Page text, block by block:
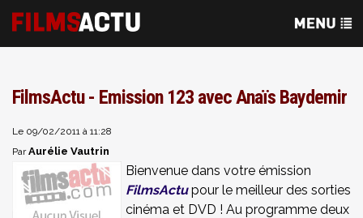
FilmsActu - Emission 123 avec Anaïs Baydemir
Le 09/02/2011 à 11:28
ParAurélie Vautrin
Bienvenue dans votre émission
FilmsActupour le meilleur des sorties
cinéma et DVD ! Au programme deux